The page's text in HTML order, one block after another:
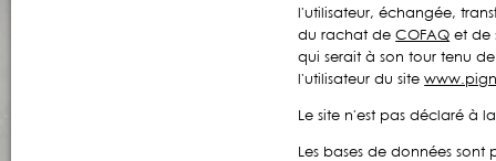
l'utilisateur, échangée,
du rachat deCOFAQ et de
qui serait à son tour tenu
l'utilisateur du site
Le site n'est pas déclaré à
Les bases de données